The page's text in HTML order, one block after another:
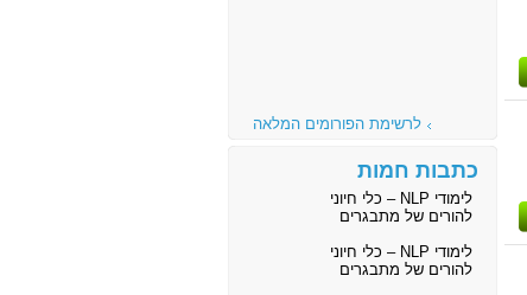
לרשימת הפורומים המלאה
כתבות חמות
לימודי NLP – כלי חיוני
להורים של מתבגרים
לימודי NLP – כלי חיוני
להורים של מתבגרים